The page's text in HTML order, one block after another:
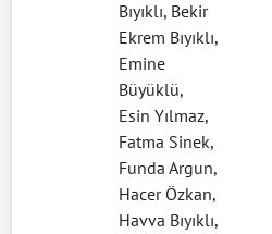
Bıyıklı, Bekir
Ekrem Bıyıklı,
Emine
Büyüklü,
Esin Yılmaz,
Fatma Sinek,
Funda Argun,
Hacer Özkan,
Havva Bıyıklı,